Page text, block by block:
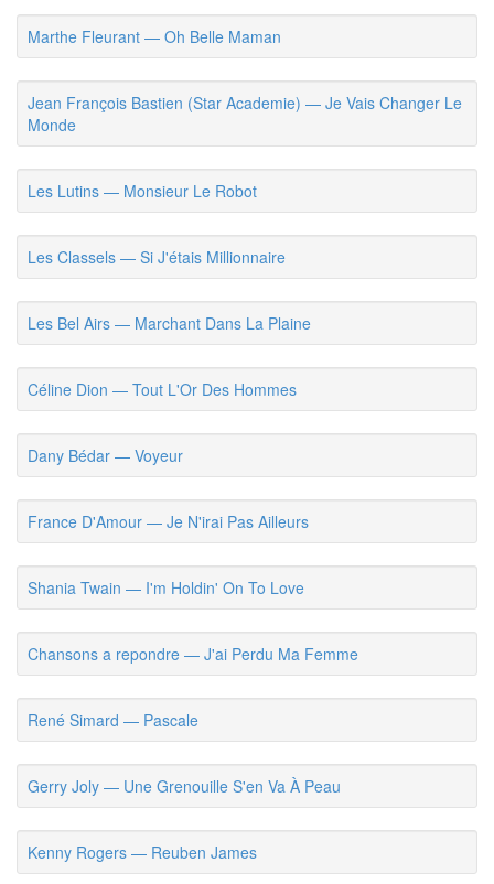
Marthe Fleurant — Oh Belle Maman
Jean François Bastien (Star Academie) — Je Vais Changer Le
Monde
Les Lutins — Monsieur Le Robot
Les Classels — Si J'étais Millionnaire
Les Bel Airs — Marchant Dans La Plaine
Céline Dion — Tout L'Or Des Hommes
Dany Bédar — Voyeur
France D'Amour — Je N'irai Pas Ailleurs
Shania Twain — I'm Holdin' On To Love
Chansons a repondre — J'ai Perdu Ma Femme
René Simard — Pascale
Gerry Joly — Une Grenouille S'en Va À Peau
Kenny Rogers — Reuben James